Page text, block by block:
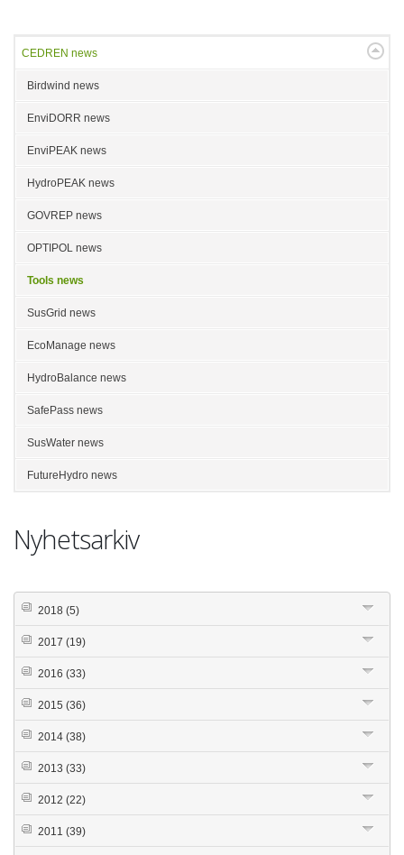
CEDREN news
Birdwind news
EnviDORR news
EnviPEAK news
HydroPEAK news
GOVREP news
OPTIPOL news
Tools news
SusGrid news
EcoManage news
HydroBalance news
SafePass news
SusWater news
FutureHydro news
Nyhetsarkiv
2018 (5)
2017 (19)
2016 (33)
2015 (36)
2014 (38)
2013 (33)
2012 (22)
2011 (39)